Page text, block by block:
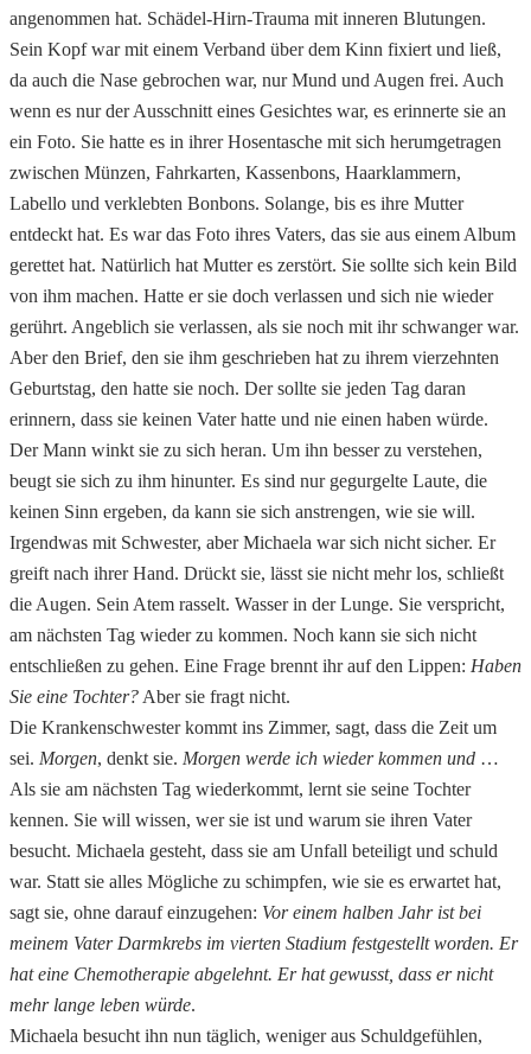
angenommen hat. Schädel-Hirn-Trauma mit inneren Blutungen.
Sein Kopf war mit einem Verband über dem Kinn fixiert und ließ,
da auch die Nase gebrochen war, nur Mund und Augen frei. Auch
wenn es nur der Ausschnitt eines Gesichtes war, es erinnerte sie an
ein Foto. Sie hatte es in ihrer Hosentasche mit sich herumgetragen
zwischen Münzen, Fahrkarten, Kassenbons, Haarklammern,
Labello und verklebten Bonbons. Solange, bis es ihre Mutter
entdeckt hat. Es war das Foto ihres Vaters, das sie aus einem Album
gerettet hat. Natürlich hat Mutter es zerstört. Sie sollte sich kein Bild
von ihm machen. Hatte er sie doch verlassen und sich nie wieder
gerührt. Angeblich sie verlassen, als sie noch mit ihr schwanger war.
Aber den Brief, den sie ihm geschrieben hat zu ihrem vierzehnten
Geburtstag, den hatte sie noch. Der sollte sie jeden Tag daran
erinnern, dass sie keinen Vater hatte und nie einen haben würde.
Der Mann winkt sie zu sich heran. Um ihn besser zu verstehen,
beugt sie sich zu ihm hinunter. Es sind nur gegurgelte Laute, die
keinen Sinn ergeben, da kann sie sich anstrengen, wie sie will.
Irgendwas mit Schwester, aber Michaela war sich nicht sicher. Er
greift nach ihrer Hand. Drückt sie, lässt sie nicht mehr los, schließt
die Augen. Sein Atem rasselt. Wasser in der Lunge. Sie verspricht,
am nächsten Tag wieder zu kommen. Noch kann sie sich nicht
entschließen zu gehen. Eine Frage brennt ihr auf den Lippen: Haben
Sie eine Tochter? Aber sie fragt nicht.
Die Krankenschwester kommt ins Zimmer, sagt, dass die Zeit um
sei. Morgen, denkt sie. Morgen werde ich wieder kommen und …
Als sie am nächsten Tag wiederkommt, lernt sie seine Tochter
kennen. Sie will wissen, wer sie ist und warum sie ihren Vater
besucht. Michaela gesteht, dass sie am Unfall beteiligt und schuld
war. Statt sie alles Mögliche zu schimpfen, wie sie es erwartet hat,
sagt sie, ohne darauf einzugehen: Vor einem halben Jahr ist bei
meinem Vater Darmkrebs im vierten Stadium festgestellt worden. Er
hat eine Chemotherapie abgelehnt. Er hat gewusst, dass er nicht
mehr lange leben würde.
Michaela besucht ihn nun täglich, weniger aus Schuldgefühlen,